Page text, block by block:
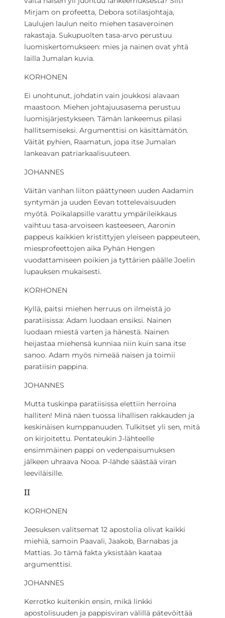
Mirjam on profeetta, Debora sotilasjohtaja,
Laulujen laulun neito miehen tasaveroinen
rakastaja. Sukupuolten tasa-arvo perustuu
luomiskertomukseen: mies ja nainen ovat yhtä
lailla Jumalan kuvia.
KORHONEN
Ei unohtunut, johdatin vain joukkosi alavaan
maastoon. Miehen johtajuusasema perustuu
luomisjärjestykseen. Tämän lankeemus pilasi
hallitsemiseksi. Argumenttisi on käsittämätön.
Väität pyhien, Raamatun, jopa itse Jumalan
lankeavan patriarkaalisuuteen.
JOHANNES
Väitän vanhan liiton päättyneen uuden Aadamin
syntymän ja uuden Eevan tottelevaisuuden
myötä. Poikalapsille varattu ympärileikkaus
vaihtuu tasa-arvoiseen kasteeseen, Aaronin
pappeus kaikkien kristittyjen yleiseen pappeuteen,
miesprofeettojen aika Pyhän Hengen
vuodattamiseen poikien ja tyttärien päälle Joelin
lupauksen mukaisesti.
KORHONEN
Kyllä, paitsi miehen herruus on ilmeistä jo
paratiisissa: Adam luodaan ensiksi. Nainen
luodaan miestä varten ja hänestä. Nainen
heijastaa miehensä kunniaa niin kuin sana itse
sanoo. Adam myös nimeää naisen ja toimii
paratiisin pappina.
JOHANNES
Mutta tuskinpa paratiisissa elettiin herroina
halliten! Minä näen tuossa lihallisen rakkauden ja
keskinäisen kumppanuuden. Tulkitset yli sen, mitä
on kirjoitettu. Pentateukin J-lähteelle
ensimmäinen pappi on vedenpaisumuksen
jälkeen uhraava Nooa. P-lähde säästää viran
leeviläisille.
II
KORHONEN
Jeesuksen valitsemat 12 apostolia olivat kaikki
miehiä, samoin Paavali, Jaakob, Barnabas ja
Mattias. Jo tämä fakta yksistään kaataa
argumenttisi.
JOHANNES
Kerrotko kuitenkin ensin, mikä linkki
apostolisuuden ja pappisviran välillä pätevöittää